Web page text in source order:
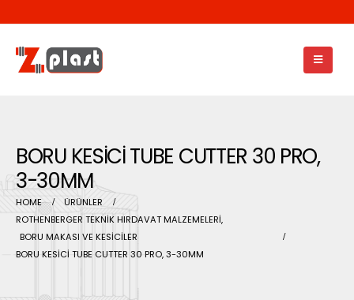
BORU KESİCİ TUBE CUTTER 30 PRO,
3-30MM
HOME
ÜRÜNLER
ROTHENBERGER TEKNİK HIRDAVAT MALZEMELERİ,
BORU MAKASI VE KESİCİLER
BORU KESİCİ TUBE CUTTER 30 PRO, 3-30MM